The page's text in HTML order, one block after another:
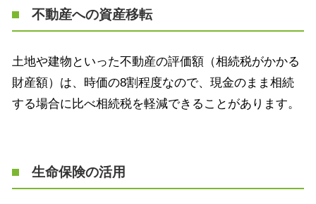
不動産への資産移転
土地や建物といった不動産の評価額（相続税がかかる
財産額）は、時価の8割程度なので、現金のまま相続
する場合に比べ相続税を軽減できることがあります。
生命保険の活用